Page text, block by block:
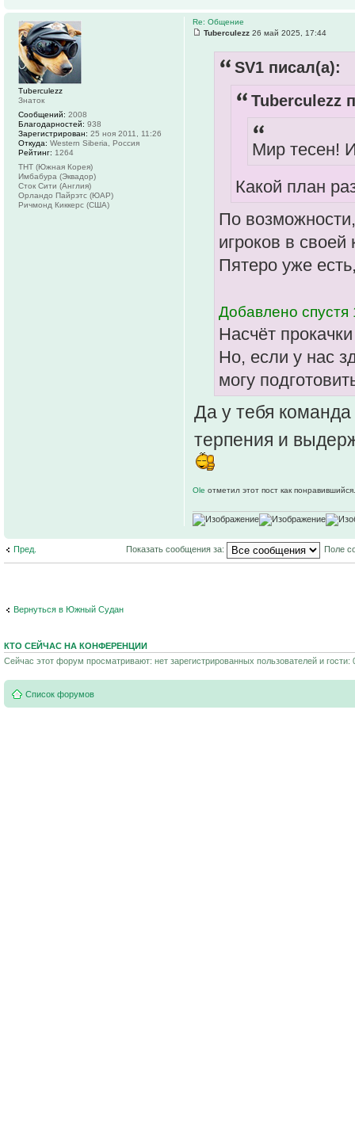
Re: Общение
Tuberculezz 26 май 2025, 17:44
SV1 писал(а):
Tuberculezz
Мир тесен!
Какой план
По
игроков в
Пятеро уже
Добавлено спустя
Насчёт
Но, если у нас
могу
Да у тебя
терпения и
Ole отметил этот пост как понравившийся.
Tuberculezz
Знаток
Сообщений: 2008
Благодарностей: 938
Зарегистрирован: 25 ноя 2011, 11:26
Откуда: Western Siberia, Россия
Рейтинг: 1264
ТНТ (Южная Корея)
Имбабура (Эквадор)
Сток Сити (Англия)
Орландо Пайрэтс (ЮАР)
Ричмонд Киккерс (США)
Пред. Показать сообщения за: Поле
Вернуться в Южный Судан
КТО СЕЙЧАС НА КОНФЕРЕНЦИИ
Сейчас этот форум просматривают: нет зарегистрированных пользователей и гости:
Список форумов